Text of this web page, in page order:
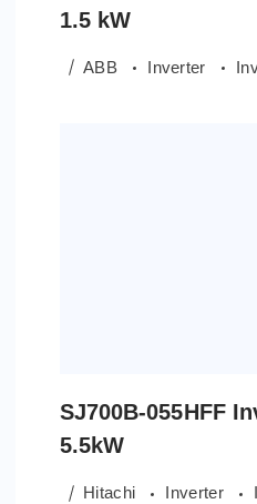
1.5 kW
ABB Inverter
SJ700B-055HFF
5.5kW
Hitachi Inverter